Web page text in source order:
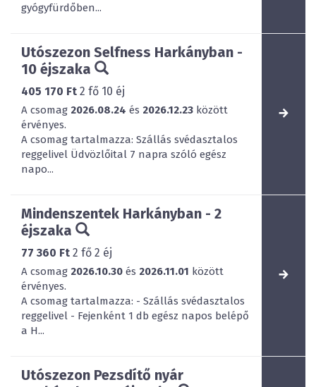
gyógyfürdőben...
Utószezon Selfness Harkányban -
10 éjszaka
405 170 Ft 2 fő 10 éj
A csomag 2026.08.24 és 2026.12.23 között
érvényes.
A csomag tartalmazza: Szállás svédasztalos
reggelivel Üdvözlőital 7 napra szóló egész
napo...
Mindenszentek Harkányban - 2
éjszaka
77 360 Ft 2 fő 2 éj
A csomag 2026.10.30 és 2026.11.01 között
érvényes.
A csomag tartalmazza: - Szállás svédasztalos
reggelivel - Fejenként 1 db egész napos belépő
a H...
Utószezon Pezsdítő nyár